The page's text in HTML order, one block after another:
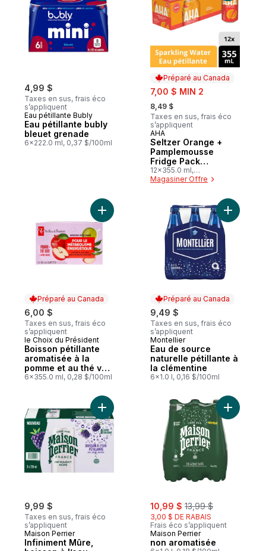
4,99 $
Taxes en sus, frais éco
s’appliquent
Eau pétillante Bubly
Eau pétillante bubly
bleuet grenade
6x222.0 ml, 0,37 $/100ml
Préparé au Canada
sale:
7,00 $ MIN 2
, formerly:
8,49 $
Taxes en sus, frais éco
s’appliquent
Préparé au Canada
AHA
Seltzer Orange +
Pamplemousse
Fridge Pack
Cannettes
12x355.0 ml,
0,20 $/100ml
Magasiner Offre
Préparé au Canada
6,00 $
Taxes en sus, frais éco
s’appliquent
Préparé au Canada
le Choix du Président
Boisson pétillante
aromatisée à la
pomme et au thé vert
avec vitamine B12
6x355.0 ml, 0,28 $/100ml
Ajouter Boisson pétillante aromatisée à
Préparé au Canada
9,49 $
Taxes en sus, frais éco
s’appliquent
Préparé au Canada
Montellier
Eau de source
naturelle pétillante à
la clémentine
6x1.0 l, 0,16 $/100ml
Ajouter
9,99 $
Taxes en sus, frais éco
s’appliquent
Maison Perrier
Infiniment Mûre,
Ajouter Infiniment Mûre, boisson à l’eau
sale:
10,99 $ , formerly:
13,99 $
3,00 $ DE RABAIS
Frais éco s’appliquent
Maison Perrier
non aromatisée
Ajouter